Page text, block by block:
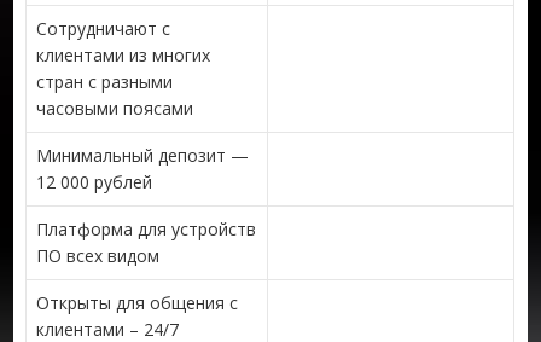
Сотрудничают с
клиентами из многих
стран с разными
часовыми поясами
Минимальный депозит —
12 000 рублей
Платформа для устройств
ПО всех видом
Открыты для общения с
клиентами – 24/7